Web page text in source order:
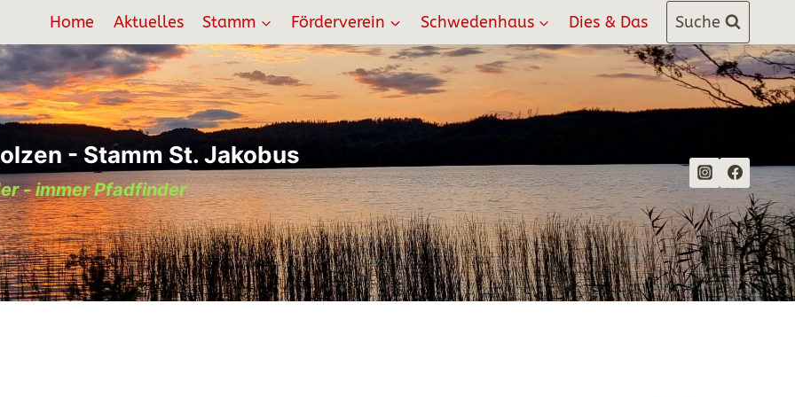
Home Aktuelles Stamm Förderverein Schwedenhaus Dies & Das Suche
- Stamm St. Jakobus
- immer Pfadfinder